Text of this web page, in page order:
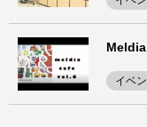
Meldia
イベ